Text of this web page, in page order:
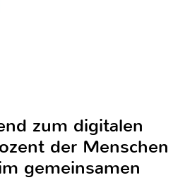
zum digitalen
der Menschen
gemeinsamen